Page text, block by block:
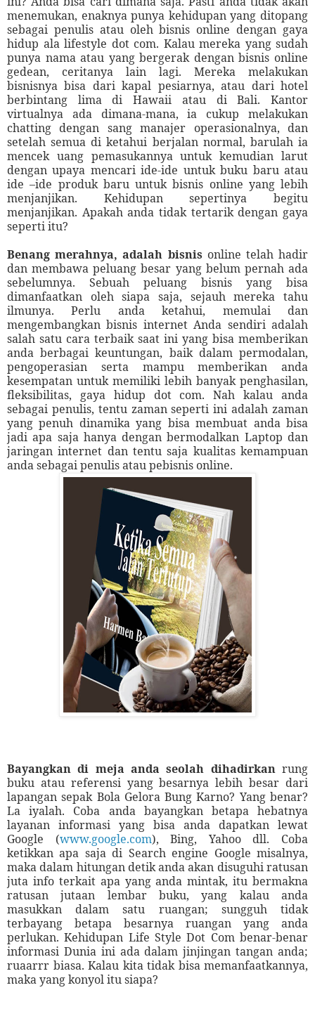
menemukan, enaknya punya kehidupan yang ditopang
sebagai penulis atau oleh bisnis online dengan gaya
hidup ala lifestyle dot com. Kalau mereka yangsudah
punya nama atau yangbergerak dengan bisnis online
gedean, ceritanya lain lagi. Mereka melakukan
bisnisnya bisa dari kapal pesiarnya, atau dari hotel
berbintang lima di Hawaii atau di Bali. Kantor
virtualnya ada dimana-mana, ia cukup melakukan
chatting dengan sang manajer operasionalnya, dan
setelah semua di ketahui berjalan normal, barulah ia
mencek uang pemasukannya untuk kemudian larut
dengan upaya mencari ide-ide untuk buku baruatau
ide –ide produk baru untukbisnis online yang lebih
menjanjikan. Kehidupan sepertinya begitu
menjanjikan. Apakah anda tidak tertarik dengan gaya
seperti itu?
Benang merahnya, adalah bisnis online telah hadir
dan membawa peluang besar yang belum pernah ada
sebelumnya. Sebuah peluang bisnis yang bisa
dimanfaatkan oleh siapa saja, sejauh mereka tahu
ilmunya. Perlu anda ketahui, memulai dan
mengembangkan bisnis internet Anda sendiri adalah
salah satu cara terbaik saat ini yang bisa memberikan
anda berbagai keuntungan, baik dalam permodalan,
pengoperasian serta mampu memberikan anda
kesempatan untuk memiliki lebih banyak penghasilan,
fleksibilitas, gaya hidup dot com. Nah kalau anda
sebagai penulis, tentu zaman seperti ini adalah zaman
yang penuh dinamika yang bisa membuat anda bisa
jadi apa saja hanya dengan bermodalkan Laptop dan
jaringan internet dan tentu saja kualitas kemampuan
anda sebagai penulis atau pebisnis online.
Bayangkan di meja anda seolah dihadirkan rung
buku atau referensi yang besarnya lebih besar dari
lapangan sepak Bola Gelora Bung Karno? Yang benar?
La iyalah. Coba anda bayangkan betapa hebatnya
layanan informasi yang bisa anda dapatkan lewat
Google (www.google.com), Bing, Yahoo dll. Coba
ketikkan apa saja di Search engine Google misalnya,
maka dalam hitungan detik anda akan disuguhi ratusan
juta info terkait apa yang anda mintak, itu bermakna
ratusan jutaan lembar buku, yang kalau anda
masukkan dalam satu ruangan; sungguh tidak
terbayang betapa besarnya ruangan yang anda
perlukan. Kehidupan Life Style Dot Com benar-benar
informasi Dunia ini ada dalam jinjingan tangan anda;
ruaarrr biasa. Kalau kita tidak bisa memanfaatkannya,
maka yang konyol itu siapa?